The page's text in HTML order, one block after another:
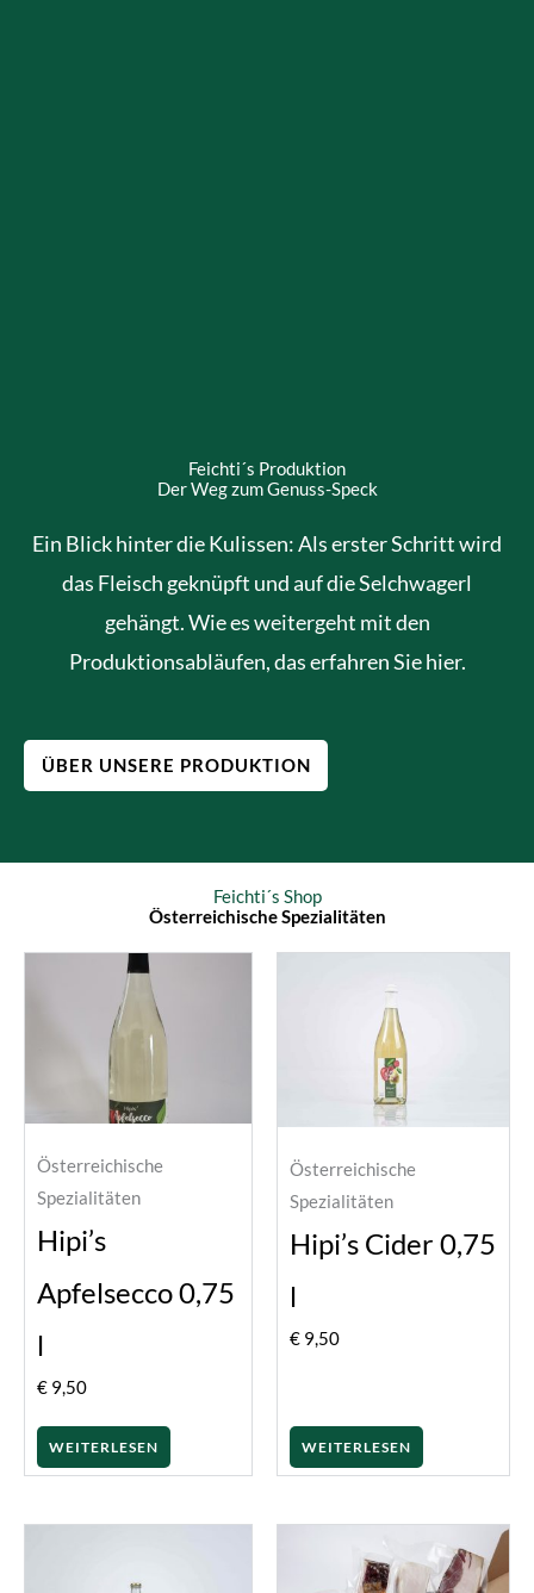
Feichti´s Produktion
Der Weg zum Genuss-Speck
Ein Blick hinter die Kulissen: Als erster Schritt wird
das Fleisch geknüpft und auf die Selchwagerl
gehängt. Wie es weitergeht mit den
Produktionsabläufen, das erfahren Sie hier.
ÜBER UNSERE PRODUKTION
Feichti´s Shop
Österreichische Spezialitäten
Österreichische
Spezialitäten
Hipi’s
Apfelsecco 0,75
l
€ 9,50
WEITERLESEN
Österreichische
Spezialitäten
Hipi’s Cider 0,75
l
€ 9,50
WEITERLESEN